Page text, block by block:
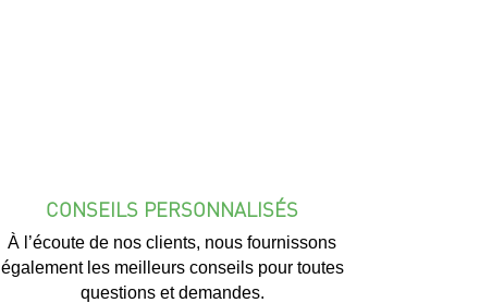
CONSEILS PERSONNALISÉS
À l’écoute de nos clients, nous fournissons
également les meilleurs conseils pour toutes
questions et demandes.